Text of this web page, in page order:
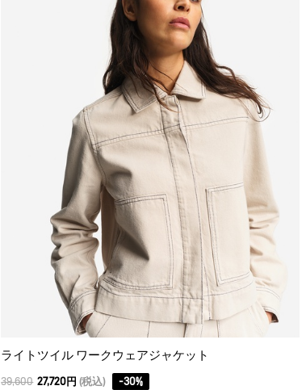
ライトツイル ワークウェアジャケット
39,600 27,720円 (税込) -30%